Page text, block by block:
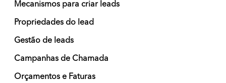
Mecanismos para criar leads
Propriedades do lead
Gestão de leads
Campanhas de Chamada
Orçamentos e Faturas